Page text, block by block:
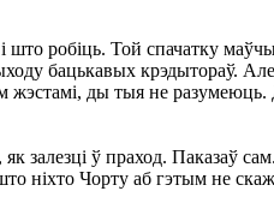
што робіць. Той спачатку
бацькавых крэдытораў.
жэстамі, ды тыя не
залезці ў праход. Паказаў
ніхто Чорту аб гэтым не